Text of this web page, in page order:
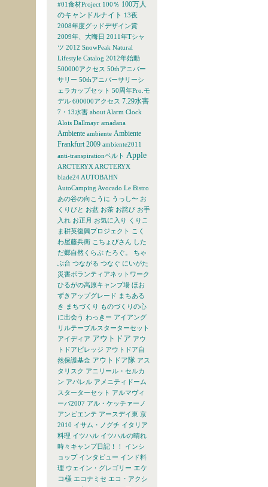
#01食材Project 100％ 100万人
のキャンドルナイト 13夜
2008年度グッドデザイン賞
2009年、大晦日 2011年Tシャ
ツ 2012 SnowPeak Natural
Lifestyle Catalog 2012年始動
500000アクセス 50thアニバー
サリー 50thアニバーサリーシ
ェラカップセット 50周年Pro.モ
デル 600000アクセス 7.29水害
7・13水害 about Alarm Clock
Alois Dallmayr amadana
Ambiente ambiente Ambiente
Frankfurt 2009 ambiente2011
anti-transpirationベルト Apple
ARC'TERYX ARC'TERYX
blade24 AUTOBAHN
AutoCamping Avocado Le Bistro
あの谷の向こうに うっし〜 お
くりびと お盆 お茶 お詫び お手
入れ お正月 お気に入り
くりこ
ま耕英復興プロジェクト こく
わ屋藤兵衛 こちょびさん した
だ郷自然くらぶ たろぐ。
ちゃ
ぶ台 つながる つなぐ にいがた
災害ボランティアネットワーク
ひるがの高原キャンプ場 ほお
ずきアップグレード まちある
き まちづくり ものづくりの心
に出会う わっきー アイアング
リルテーブルスターターセット
アイディア アウトドア アウ
トドアビレッジ アウトドア自
然保護基金 アウトドア隊 アス
タリスク アニリール・セルカ
ン アパレル アメニティドーム
スターターセット アルマヴィ
ーバ2007 アル・ケッチァーノ
アンビエンテ アースデイ東 京
2010 イサム・ノグチ イタリア
料理 イツハル イツハルの晴れ
時々キャンプ日記！！
インシ
ョップ インタビュー インド料
理 ウェイン・グレゴリー エケ
コ様 エコナミセ エコ・アクシ